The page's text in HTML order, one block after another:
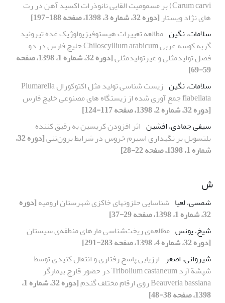
Carum carvi) بر مسمومیت القایی نانوذرات اکسید آهن در رت
های نژاد ویستار [دوره 32، شماره 3، 1398، صفحه 188-197]
سلامات، نگین مطالعه تغییرات هیستوفیزیولوژیک غده تیروئید
گربه کوسه عربی Chiloscyllium arabicum خلیج فارس در دو
فصل تولیدمثلی و غیرتولیدمثلی
[دوره 32، شماره 1، 1398، صفحه
59-69]
سلامات، نگین
زیست شناسی تولید مثل اکتوکورال Plumarella
flabellata جمع آوری شده از زیستگاه های مصنوعی خلیج فارس
[دوره 32، شماره 2، 1398، صفحه 117-124]
سیفی جمادی، افشین اثر افزودن کریسین به رقیق کننده
بلتسویل بر نگهداری اسپرم خروس در شرایط برون‌تنی
[دوره 32،
شماره 1، 1398، صفحه 22-28]
ش
شمسی، لعیا شناسایی حلزونهای خاکزی شهرستان ارومیه[دوره
32، شماره 1، 1398، صفحه 29-37]
شیخ، یونس مطالعه‌ی ریخت‌شناسی مارهای منطقه‌ی سیستان
[دوره 32، شماره 4، 1398، صفحه 283-291]
شیروانی، اصغر ارزیابی پاسخ رفتاری و انتقال کنیدی توسط
شپشة آرد Tribolium castaneum در حضور قارچ بیمارگر
Beauveria bassiana روی ارقام مختلف گندم
[دوره 32، شماره 1،
1398، صفحه 38-48]